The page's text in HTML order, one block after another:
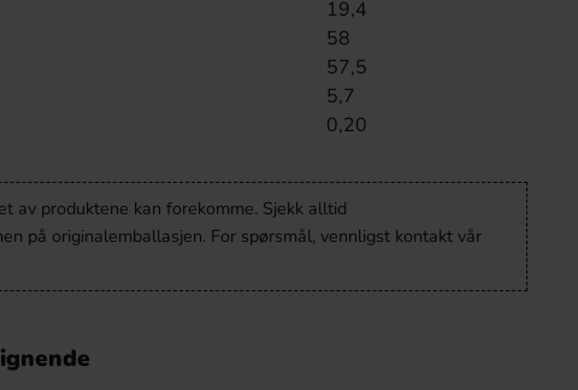
19,4
58
57,5
5,7
0,20
av produktene kan forekomme. Sjekk alltid
på originalemballasjen. For spørsmål, vennligst kontakt vår